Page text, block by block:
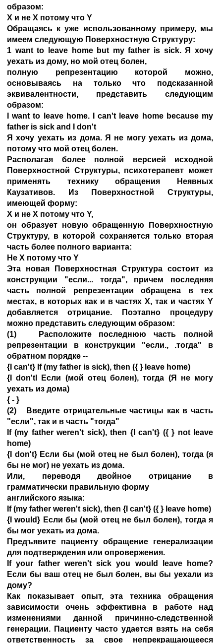
образом:
X и не X потому что Y
Обращаясь к уже использованному примеру, мы
имеем следующую Поверхностную Структуру:
1 want to leave home but my father is sick. Я хочу
уехать из дому, но мой отец болен,
полную репрезентацию которой можно,
основываясь на только что подсказанной
эквивалентности, представить следующим
образом:
I want to leave home. I can't leave home because my
father is sick and I don't
Я хочу уехать из дома. Я не могу уехать из дома,
потому что мой отец болен.
Располагая более полной версией исходной
Поверхностной Структуры, психотерапевт может
применять технику обращения Неявных
Каузативов. Из Поверхностной Структуры,
имеющей форму:
X и не X потому что Y,
он образует новую обращенную Поверхностную
Структуру, в которой сохраняется только вторая
часть более полного варианта:
Не X потому что Y
Эта новая Поверхностная Структура состоит из
конструкции "если... тогда", причем последняя
часть полной репрезентации обращена в тех
местах, в которых как и в частях X, так и частях Y
добавляется отрицание. Поэтапно процедуру
можно представить следующим образом:
(1) Расположите последнюю часть полной
репрезентации в конструкции "если., .тогда" в
обратном порядке --
{I can't} If (my father is sick), then ({ } leave home)
{I don'tl Если (мой отец болен), тогда (Я не могу
уехать из дома)
{ - }
(2) Введите отрицательные частицы как в часть
"если", так и в часть "тогда"
If (my father weren't sick), then {I can't} ({ } not leave
home)
{I don't} Если бы (мой отец не был болен), тогда (я
бы не мог) не уехать из дома.
Или, переводя двойное отрицание в
грамматически правильную форму
английского языка:
If (my father weren't sick), then {I can't} ({ } leave home)
{I would} Если бы (мой отец не был болен), тогда я
бы мог уехать из дома.
Предъявите пациенту обращение генерализации
для подтверждения или опровержения.
If your father weren't sick you would leave home?
Если бы ваш отец не был болен, вы бы уехали из
дому?
Как показывает опыт, эта техника обращения
зависимости очень эффективна в работе над
изменениями данной причинно-следственной
генерации. Пациенту часто удается взять на себя
ответственность за свое непрекращающееся